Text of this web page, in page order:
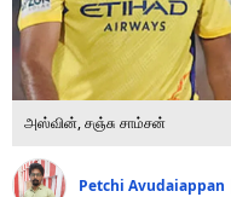
வலை கதைகள்
போட்டோ கேலரி
அஸ்வின், சஞ்சு சாம்சன்
Petchi Avudaiappan